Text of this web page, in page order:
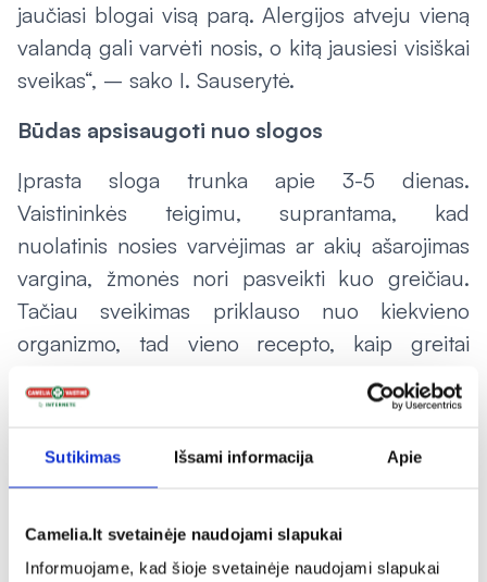
Sutikimas Išsami informacija Apie
Camelia.lt svetainėje naudojami slapukai
Informuojame, kad šioje svetainėje naudojami slapukai
jaučiasi blogai visą parą. Alergijos atveju vieną
valandą gali varvėti nosis, o kitą jausiesi visiškai
sveikas“, – sako I. Sauserytė.
Būdas apsisaugoti nuo slogos
Įprasta sloga trunka apie 3-5 dienas.
Vaistininkės teigimu, suprantama, kad
nuolatinis nosies varvėjimas ar akių ašarojimas
vargina, žmonės nori pasveikti kuo greičiau.
Tačiau sveikimas priklauso nuo kiekvieno
organizmo, tad vieno recepto, kaip greitai
pasveikti nėra. Vis tik patartina pasikonsultuoti
su vaistininku, kuris pasiūlys jums tinkamus